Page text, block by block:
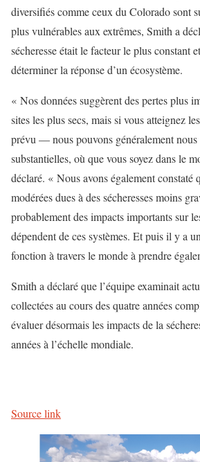
diversifiés comme ceux du Colorado sont
plus vulnérables aux extrêmes, Smith a
sécheresse était le facteur le plus constant
déterminer la réponse d’un écosystème.
« Nos données suggèrent des pertes plus
sites les plus secs, mais si vous atteignez
prévu — nous pouvons généralement nous
substantielles, où que vous soyez dans le
déclaré. « Nous avons également constaté
modérées dues à des sécheresses moins
probablement des impacts importants sur
dépendent de ces systèmes. Et puis il y a
fonction à travers le monde à prendre
Smith a déclaré que l’équipe examinait
collectées au cours des quatre années
évaluer désormais les impacts de la
années à l’échelle mondiale.
Source link